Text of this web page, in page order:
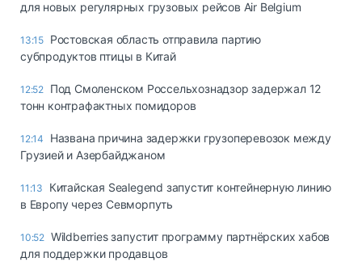
для новых регулярных грузовых рейсов Air Belgium
13:15 Ростовская область отправила партию
субпродуктов птицы в Китай
12:52 Под Смоленском Россельхознадзор задержал 12
тонн контрафактных помидоров
12:14
Названа причина задержки грузоперевозок между
Грузией и Азербайджаном
11:13
Китайская Sealegend запустит контейнерную линию
в Европу через Севморпуть
10:52 Wildberries запустит программу партнёрских хабов
для поддержки продавцов